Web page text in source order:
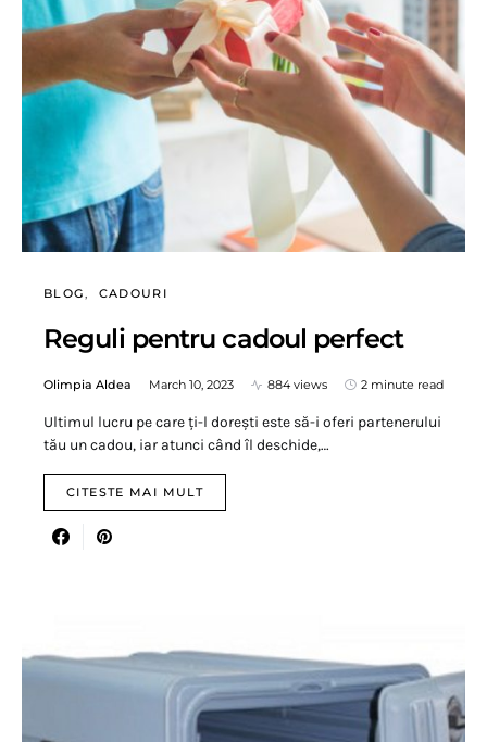
BLOG CADOURI
Reguli pentru cadoul perfect
Olimpia Aldea March 10, 2023 884 views 2 minute read
Ultimul lucru pe care ți-l dorești este să-i oferi partenerului
tău un cadou, iar atunci când îl deschide,…
CITESTE MAI MULT